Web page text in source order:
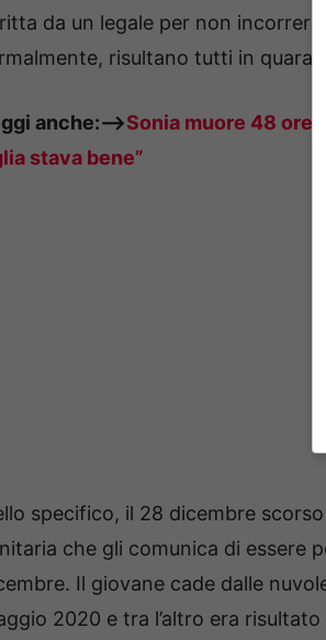
da un legale per non
risultano tutti in
anche:—>Sonia muore 48 ore
stava bene”
specifico, il 28 dicembre
che gli comunica di essere
Il giovane cade dalle
2020 e tra l’altro era